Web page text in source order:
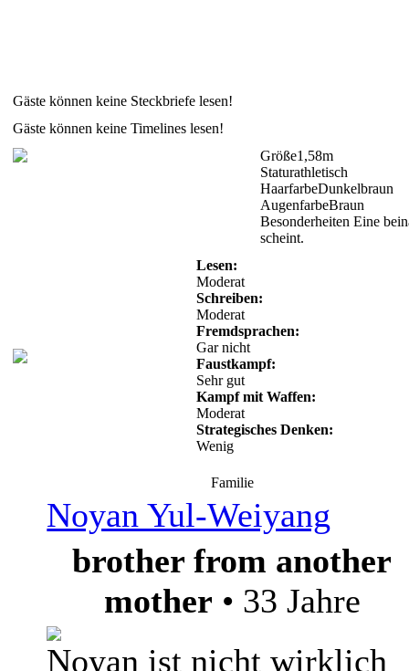
Gäste können keine Steckbriefe lesen!
Gäste können keine Timelines lesen!
Größe1,58m
Staturathletisch
HaarfarbeDunkelbraun
AugenfarbeBraun
Besonderheiten Eine
scheint.
Lesen:
Moderat
Schreiben:
Moderat
Fremdsprachen:
Gar nicht
Faustkampf:
Sehr gut
Kampf mit Waffen:
Moderat
Strategisches Denken:
Wenig
Familie
Noyan Yul-Weiyang
brother from another
mother • 33 Jahre
Noyan ist nicht wirklich